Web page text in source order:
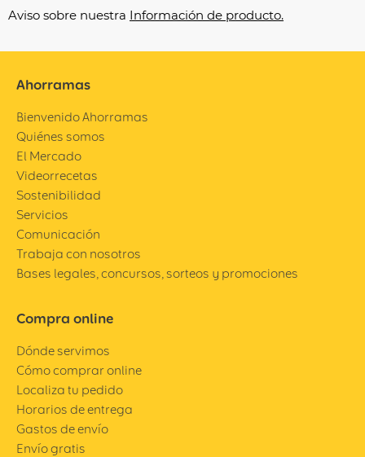
Aviso sobre nuestra Información de producto.
Ahorramas
Bienvenido Ahorramas
Quiénes somos
El Mercado
Videorrecetas
Sostenibilidad
Servicios
Comunicación
Trabaja con nosotros
Bases legales, concursos, sorteos y promociones
Compra online
Dónde servimos
Cómo comprar online
Localiza tu pedido
Horarios de entrega
Gastos de envío
Envío gratis